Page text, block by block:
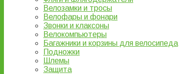
Велозамки и тросы
Велофары и фонари
Звонки и клаксоны
Велокомпьютеры
Багажники и корзины для велосипеда
Подножки
Шлемы
Защита